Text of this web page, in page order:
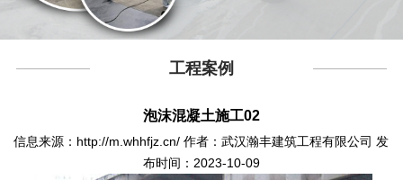
工程案例
泡沫混凝土施工02
信息来源：http://m.whhfjz.cn/ 作者：武汉瀚丰建筑工程有限公司 发
布时间：2023-10-09